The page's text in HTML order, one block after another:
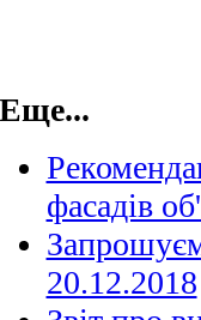
Еще...
фасадів
20.12.2018